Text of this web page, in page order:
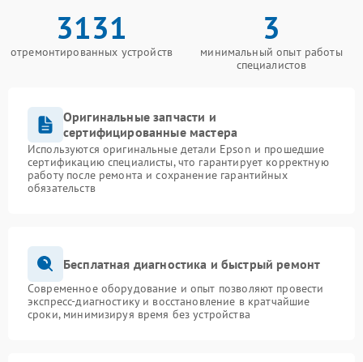
3131
отремонтированных устройств
3
минимальный опыт работы
специалистов
Оригинальные запчасти и
сертифицированные мастера
Используются оригинальные детали Epson и прошедшие
сертификацию специалисты, что гарантирует корректную
работу после ремонта и сохранение гарантийных
обязательств
Бесплатная диагностика и быстрый ремонт
Современное оборудование и опыт позволяют провести
экспресс-диагностику и восстановление в кратчайшие
сроки, минимизируя время без устройства